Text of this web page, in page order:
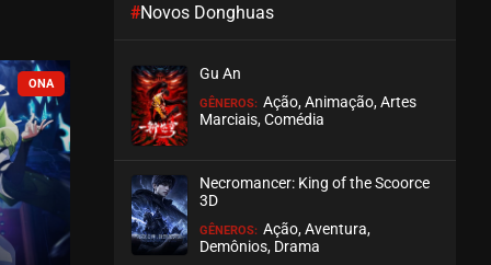
EPISÓDIO 212
ASSISTIDO
EPISÓDIO 210
COMPLETO EM BREVE
#Novos Donghuas
Gu An
GÊNEROS: Ação, Animação, Artes
Marciais, Comédia
Necromancer: King of the Scoorce
3D
GÊNEROS: Ação, Aventura,
Demônios, Drama